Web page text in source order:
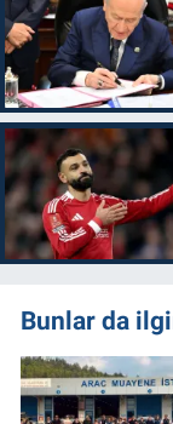
Bunlar da